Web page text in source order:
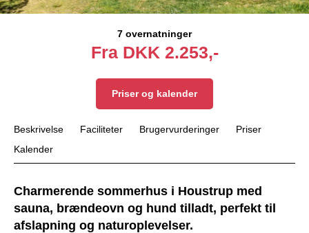
7 overnatninger
Fra DKK 2.253,-
Priser og kalender
Beskrivelse Faciliteter Brugervurderinger
Priser
Kalender
Charmerende sommerhus i Houstrup med
sauna, brændeovn og hund tilladt, perfekt til
afslapning og naturoplevelser.